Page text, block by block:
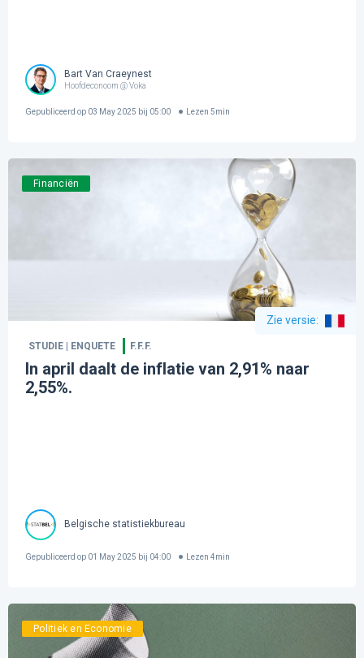
Bart Van Craeynest
Hoofdeconoom @ Voka
Gepubliceerd op 03 May 2025 bij 05:00 Lezen 5min
Financiën
Zie versie:
STUDIE | ENQUETE F.F.F.
In april daalt de inflatie van 2,91% naar
2,55%.
Belgische statistiekbureau
Gepubliceerd op 01 May 2025 bij 04:00 Lezen 4min
Politiek en Economie